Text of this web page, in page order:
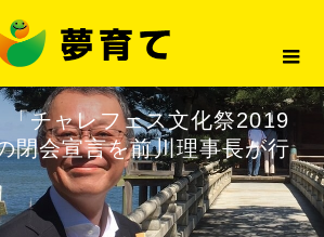
最新情報
報
チャレフェス文化祭2019
閉会宣言を前川理事長が行